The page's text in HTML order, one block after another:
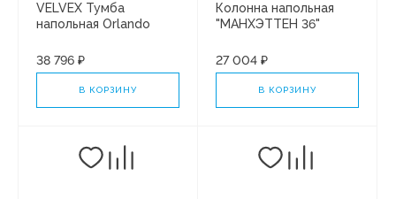
VELVEX Тумба
напольная Orlando
белый матовый
38 796 ₽
В КОРЗИНУ
Колонна напольная
"МАНХЭТТЕН 36"
БЕЛЫЙ МАТОВЫЙ
27 004 ₽
В КОРЗИНУ